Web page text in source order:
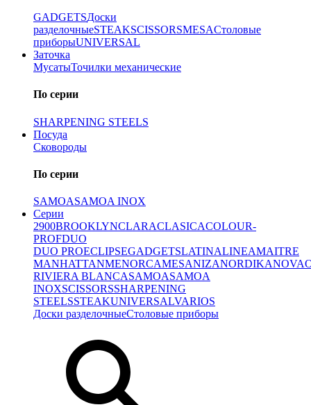
GADGETSДоски
разделочныеSTEAKSCISSORSMESAСтоловые
приборыUNIVERSAL
Заточка
МусатыТочилки механические
По серии
SHARPENING STEELS
Посуда
Сковороды
По серии
SAMOASAMOA INOX
Серии
2900BROOKLYNCLARACLASICACOLOUR-
PROFDUO
DUO PROECLIPSEGADGETSLATINALINEAMAITRE
MANHATTANMENORCAMESANIZANORDIKANOVA
RIVIERA BLANCASAMOASAMOA
INOXSCISSORSSHARPENING
STEELSSTEAKUNIVERSALVARIOS
Доски разделочныеСтоловые приборы